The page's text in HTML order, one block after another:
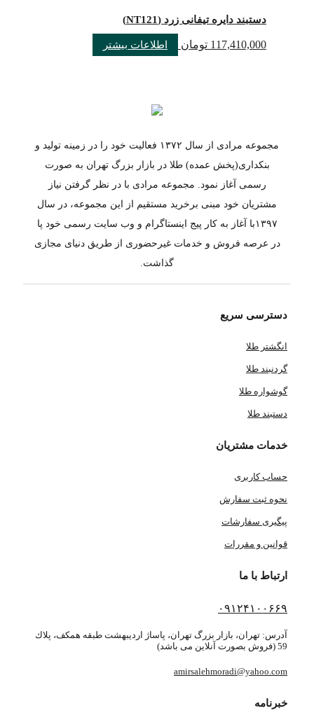
دستبند دایره تیفانی زرد (NT121)
117,410,000 تومان اطلاعات بیشتر
مجموعه مرادی از سال ۱۳۷۲ فعالیت خود را در زمینه تولید و
بنکداری(پخش عمده) طلا در بازار بزرگ تهران به صورت
رسمی آغاز نمود. مجموعه مرادی با در نظر گرفتن نیاز
مشتریان خود مبنی برخرید مستقیم از این مجموعه، در سال
۱۳۹۷با آغاز به کار پیج اینستاگرام و وب سایت رسمی خود پا
در عرصه فروش و خدمات غیرحضوری از طریق دنیای مجازی
گذاشت.
دسترسی سریع
انگشتر طلا
گردنبند طلا
گوشواره طلا
دستبند طلا
خدمات مشتریان
حساب کاربری
نحوه ثبت سفارش
پیگیری سفارشات
قوانین و مقررات
ارتباط با ما
۰۹۱۲۴۱۰۰۶۶۹
آدرس: تهران، بازار بزرگ تهران، پاساژ ارديبهشت طبقه همكف، پلاك
59 (فروش بصورت آنلاین می باشد)
amirsalehmoradi@yahoo.com
خبرنامه